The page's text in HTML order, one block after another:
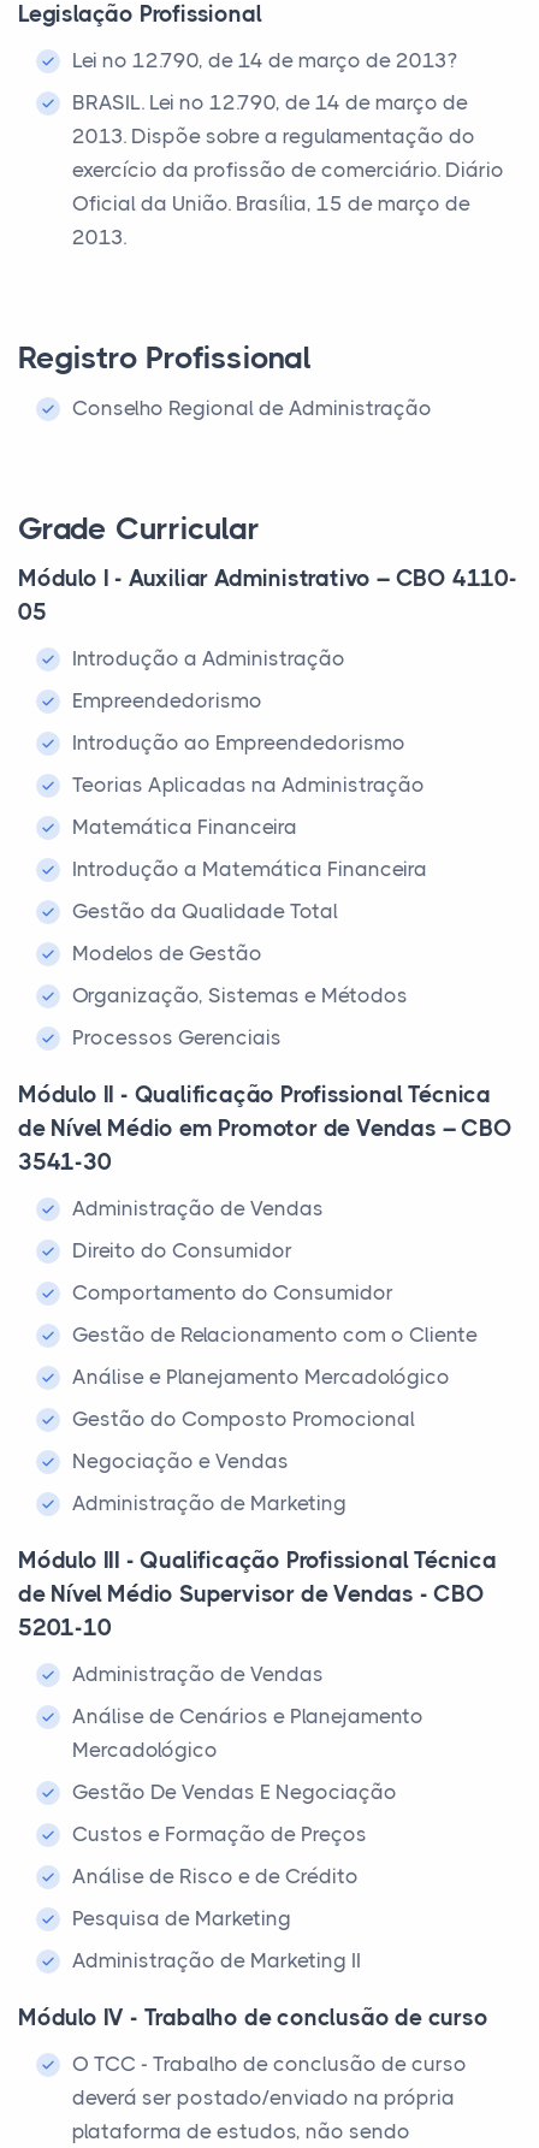
Legislação Profissional
Lei nº 12.790, de 14 de março de 2013?
BRASIL. Lei nº 12.790, de 14 de março de
2013. Dispõe sobre a regulamentação do
exercício da profissão de comerciário. Diário
Oficial da União. Brasília, 15 de março de
2013.
Registro Profissional
Conselho Regional de Administração
Grade Curricular
Módulo I - Auxiliar Administrativo – CBO 4110-
05
Introdução a Administração
Empreendedorismo
Introdução ao Empreendedorismo
Teorias Aplicadas na Administração
Matemática Financeira
Introdução a Matemática Financeira
Gestão da Qualidade Total
Modelos de Gestão
Organização, Sistemas e Métodos
Processos Gerenciais
Módulo II - Qualificação Profissional Técnica
de Nível Médio em Promotor de Vendas – CBO
3541-30
Administração de Vendas
Direito do Consumidor
Comportamento do Consumidor
Gestão de Relacionamento com o Cliente
Análise e Planejamento Mercadológico
Gestão do Composto Promocional
Negociação e Vendas
Administração de Marketing
Módulo III - Qualificação Profissional Técnica
de Nível Médio Supervisor de Vendas - CBO
5201-10
Administração de Vendas
Análise de Cenários e Planejamento
Mercadológico
Gestão De Vendas E Negociação
Custos e Formação de Preços
Análise de Risco e de Crédito
Pesquisa de Marketing
Administração de Marketing II
Módulo IV - Trabalho de conclusão de curso
O TCC - Trabalho de conclusão de curso
deverá ser postado/enviado na própria
plataforma de estudos, não sendo